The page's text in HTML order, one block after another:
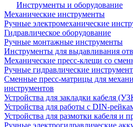
Инструменты и оборудование
Механические инструменты
Ручные электромеханические
Гидравлическое оборудование
Ручные монтажные инструменты
Инструменты для выдавливания
Механические пресс-клещи со
Ручные гидравлические
Сменные пресс-матрицы для
инструментов
Устройства для закладки кабеля
Устройства для работы с DIN-
Устройства для размотки кабеля и
Ручные электрогидравлические